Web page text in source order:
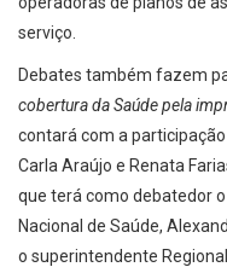
serviço.
Debates também fazem
cobertura da Saúde pela
contará com a
Carla Araújo e Renata
que terá como debatedor
Nacional de Saúde,
o superintendente